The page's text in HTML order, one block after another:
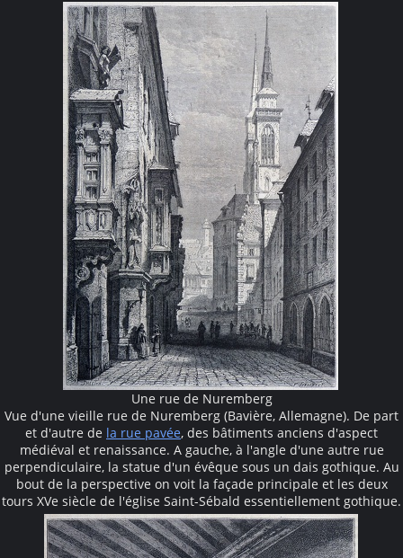
Une rue de Nuremberg
Vue d'une vieille rue de Nuremberg (Bavière, Allemagne). De part
et d'autre de la rue pavée, des bâtiments anciens d'aspect
médiéval et renaissance. A gauche, à l'angle d'une autre rue
perpendiculaire, la statue d'un évêque sous un dais gothique. Au
bout de la perspective on voit la façade principale et les deux
tours XVe siècle de l'église Saint-Sébald essentiellement gothique.